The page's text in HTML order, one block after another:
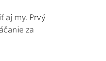
aj my. Prvý
za